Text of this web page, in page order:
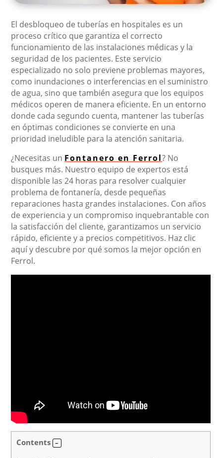
El desbloqueo de tuberías en hospitales es un
proceso crítico que garantiza el correcto
funcionamiento de las instalaciones médicas y la
seguridad de los pacientes. Este servicio
especializado no solo previene problemas mayores,
como inundaciones o interferencias en el suministro
de agua, sino que también asegura que los equipos
médicos operen de manera eficiente. En un entorno
donde cada segundo cuenta, mantener las tuberías
en óptimas condiciones se convierte en una
prioridad ineludible para la atención sanitaria.
¿Necesitas un Fontanero en Ferrol? No
busques más. Nuestro equipo de expertos está
disponible las 24 horas para resolver cualquier
problema de fontanería, desde pequeñas
reparaciones hasta grandes instalaciones. Con años
de experiencia y un compromiso inquebrantable con
la satisfacción del cliente, garantizamos un servicio
rápido, eficiente y a precios competitivos. Haz clic
aquí y descubre por qué somos la mejor opción en
Ferrol.
Contents